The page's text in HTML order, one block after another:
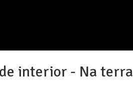
interior - Na terra